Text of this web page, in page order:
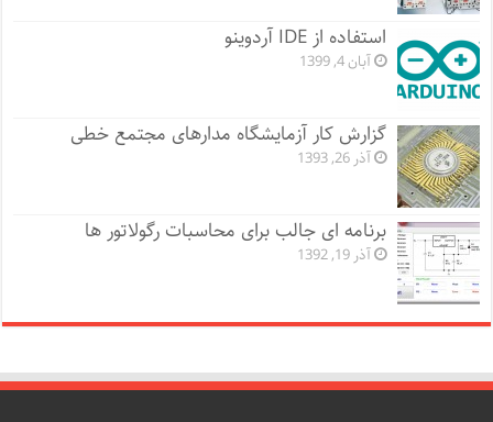
استفاده از IDE آردوینو
آبان 4, 1399
گزارش کار آزمایشگاه مدارهای مجتمع خطی
آذر 26, 1393
برنامه ای جالب برای محاسبات رگولاتور ها
آذر 19, 1392